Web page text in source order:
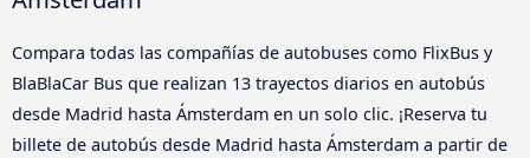
Compara todas las compañías de autobuses como FlixBus y
BlaBlaCar Bus que realizan 13 trayectos diarios en autobús
desde Madrid hasta Ámsterdam en un solo clic. ¡Reserva tu
billete de autobús desde Madrid hasta Ámsterdam a partir de